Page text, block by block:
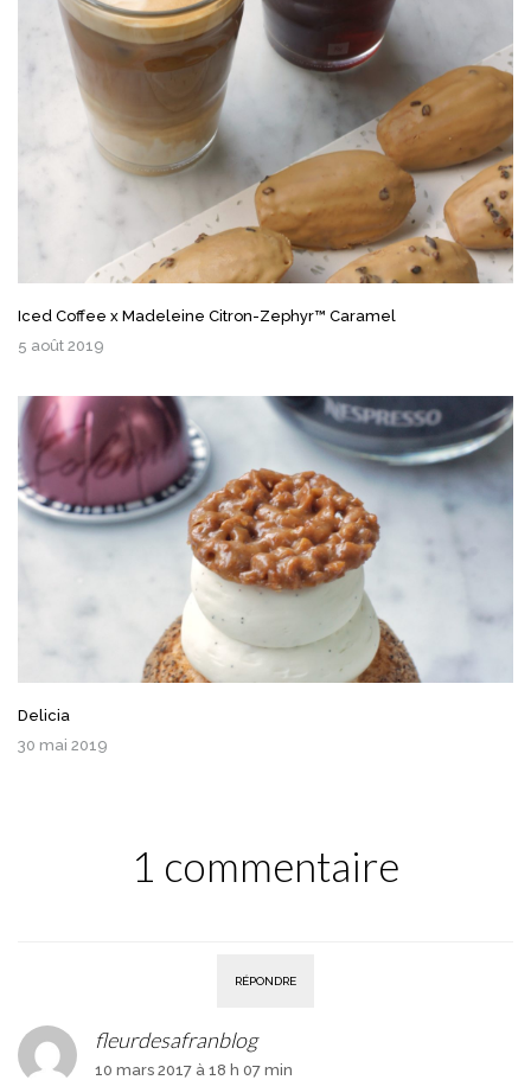
Iced Coffee x Madeleine Citron-Zephyr™ Caramel
5 août 2019
Delicia
30 mai 2019
1 commentaire
RÉPONDRE
fleurdesafranblog
10 mars 2017 à 18 h 07 min